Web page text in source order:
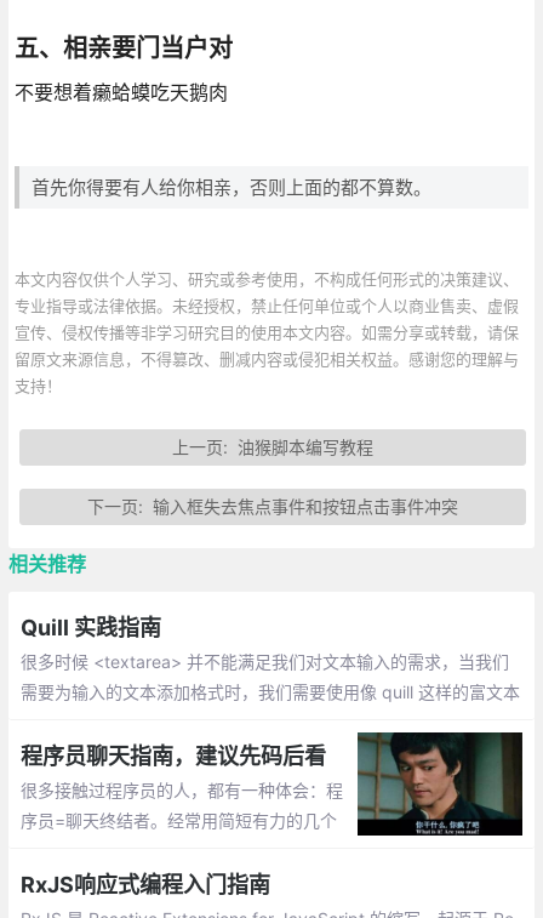
五、相亲要门当户对
不要想着癞蛤蟆吃天鹅肉
首先你得要有人给你相亲，否则上面的都不算数。
本文内容仅供个人学习、研究或参考使用，不构成任何形式的决策建议、
专业指导或法律依据。未经授权，禁止任何单位或个人以商业售卖、虚假
宣传、侵权传播等非学习研究目的使用本文内容。如需分享或转载，请保
留原文来源信息，不得篡改、删减内容或侵犯相关权益。感谢您的理解与
支持！
上一页: 油猴脚本编写教程
下一页: 输入框失去焦点事件和按钮点击事件冲突
相关推荐
Quill 实践指南
很多时候 <textarea> 并不能满足我们对文本输入的需求，当我们
需要为输入的文本添加格式时，我们需要使用像 quill 这样的富文本
制一个自己的富文本编辑器。
程序员聊天指南，建议先码后看
很多接触过程序员的人，都有一种体会：程
序员=聊天终结者。经常用简短有力的几个
现在忙不忙？忙。那我真的是打扰了
RxJS响应式编程入门指南